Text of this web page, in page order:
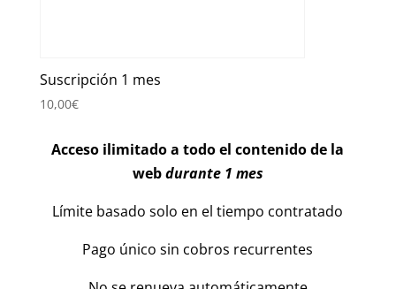
Suscripción 1 mes
10,00€
Acceso ilimitado a todo el contenido de la
webdurante 1 mes
Límite basado solo en el tiempo contratado
Pago único sin cobros recurrentes